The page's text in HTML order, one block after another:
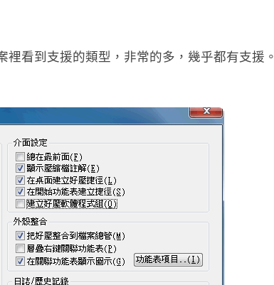
裡看到支援的類型，非常的多，幾乎都有支援。